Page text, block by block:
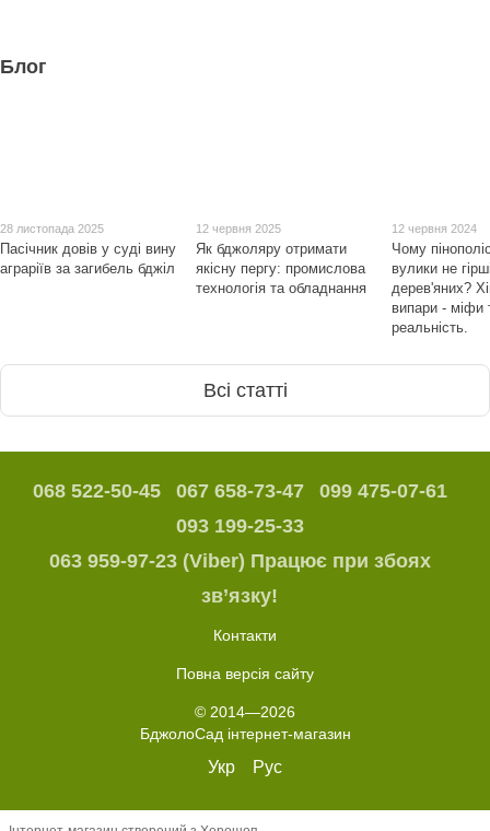
Блог
28 листопада 2025
Пасічник довів у суді вину
аграріїв за загибель бджіл
12 червня 2025
Як бджоляру отримати
якісну пергу: промислова
технологія та обладнання
12 червня 2024
Чому
вулики не
дерев'яних?
випари - міфи
реальність.
Всі статті
068 522-50-45 067 658-73-47
099 475-07-61
093 199-25-33
063 959-97-23 (Viber) Працює при збоях
зв’язку!
Контакти
Повна версія сайту
© 2014—2026
БджолоСад інтернет-магазин
Укр Рус